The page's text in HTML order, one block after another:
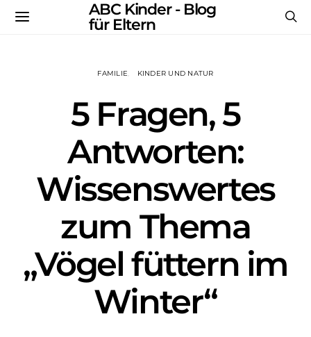
ABC Kinder - Blog
für Eltern
FAMILIE KINDER UND NATUR
5 Fragen, 5
Antworten:
Wissenswertes
zum Thema
„Vögel füttern im
Winter“